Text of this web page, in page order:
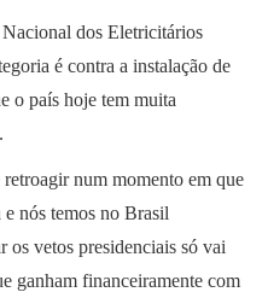
dos Eletricitários
é contra a instalação de
o país hoje tem muita
num momento em que
nós temos no Brasil
os vetos presidenciais só vai
ganham financeiramente com